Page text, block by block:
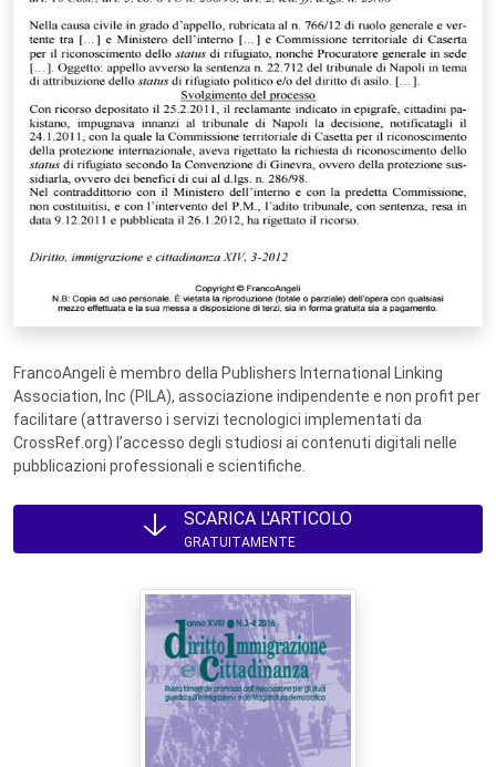
FrancoAngeli è membro della Publishers International Linking
Association, Inc (PILA), associazione indipendente e non profit per
facilitare (attraverso i servizi tecnologici implementati da
CrossRef.org) l’accesso degli studiosi ai contenuti digitali nelle
pubblicazioni professionali e scientifiche.
SCARICA L'ARTICOLO
GRATUITAMENTE